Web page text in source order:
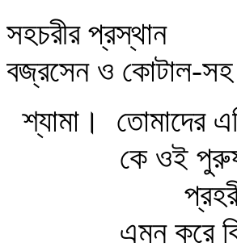
সহচরীর প্রস্থান
বজ্রসেন ও কোটাল-সহ
শ্যামা।
তোমাদের
কে ওই
এমন করে